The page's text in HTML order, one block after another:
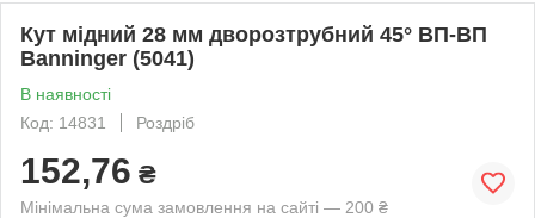
Кут мідний 28 мм дворозтрубний 45° ВП-ВП
Banninger (5041)
В наявності
Код: 14831
Роздріб
152,76 ₴
Мінімальна сума замовлення на сайті — 200 ₴